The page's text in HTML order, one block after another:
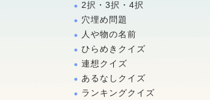
2択・3択・4択
穴埋め問題
人や物の名前
ひらめきクイズ
連想クイズ
あるなしクイズ
ランキングクイズ